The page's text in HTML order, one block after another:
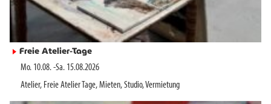
► Freie Atelier-Tage
Mo. 10.08.-Sa. 15.08.2026
Atelier, Freie Atelier Tage,Mieten,Studio,Vermietung